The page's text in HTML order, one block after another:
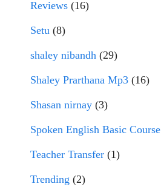
Reviews (16)
Setu (8)
shaley nibandh (29)
Shaley Prarthana Mp3 (16)
Shasan nirnay (3)
Spoken English Basic Course
Teacher Transfer (1)
Trending (2)